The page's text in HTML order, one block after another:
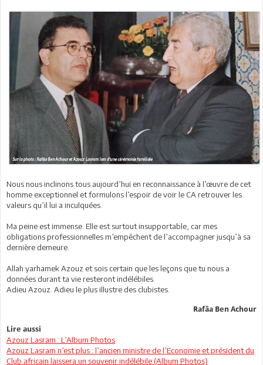
Nous nous inclinons tous aujourd’hui en reconnaissance à l’œuvre de cet
homme exceptionnel et formulons l’espoir de voir le CA retrouver les
valeurs qu’il lui a inculquées.
Ma peine est immense. Elle est surtout insupportable, car mes
obligations professionnelles m’empêchent de l’accompagner jusqu’à sa
dernière demeure.
Allah yarhamek Azouz et sois certain que les leçons que tu nous a
données durant ta vie resteront indélébiles.
Adieu Azouz. Adieu le plus illustre des clubistes.
Rafâa Ben Achour
Lire aussi
Azouz Lasram : L’Album Photos
Azouz Lasram n’est plus : l’ancien ministre de l’Economie et président du
Club africain laissera un souvenir indélébile (Album Photos)